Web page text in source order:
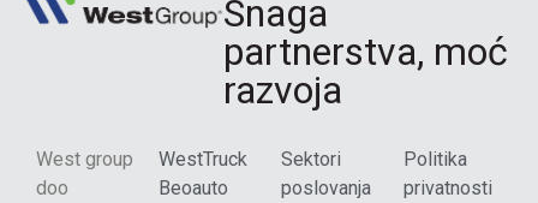
Snaga
partnerstva, moć
razvoja
West group
doo
WestTruck
Beoauto
Sektori
poslovanja
Politika
privatnosti